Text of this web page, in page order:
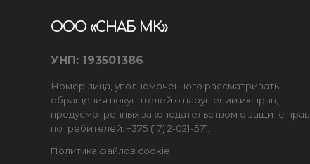
ООО «СНАБ МК»
УНП: 193501386
Номер лица, уполномоченного рассматривать
обращения покупателей о нарушении их прав,
предусмотренных законодательством о защите прав
потребителей: +375 (17) 2-021-571.
Политика файлов cookie